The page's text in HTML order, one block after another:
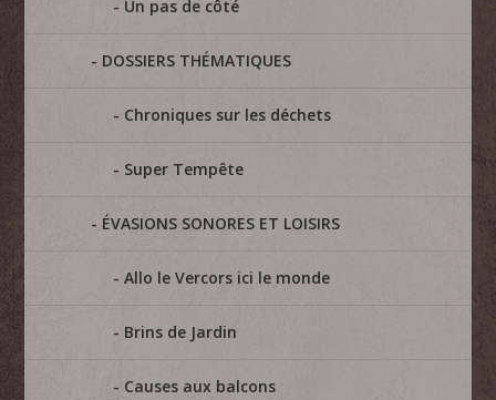
Un pas de côté
DOSSIERS THÉMATIQUES
Chroniques sur les déchets
Super Tempête
ÉVASIONS SONORES ET LOISIRS
Allo le Vercors ici le monde
Brins de Jardin
Causes aux balcons